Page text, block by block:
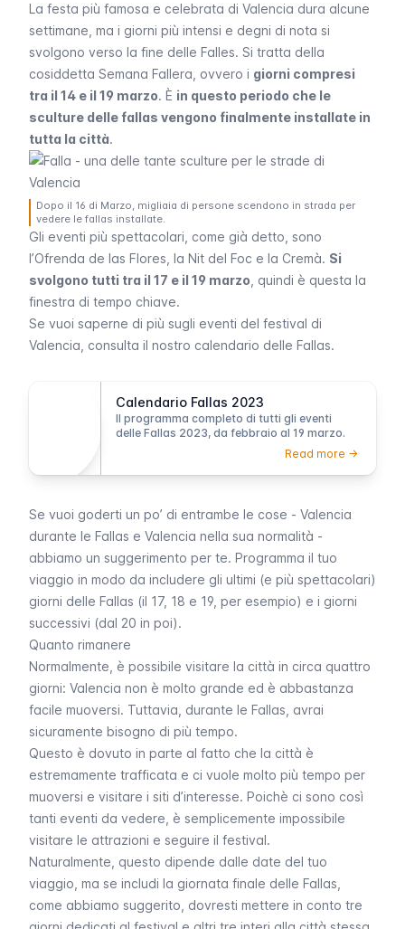
La festa più famosa e celebrata di Valencia dura alcune
settimane, ma i giorni più intensi e degni di nota si
svolgono verso la fine delle Falles. Si tratta della
cosiddetta Semana Fallera , ovvero i giorni compresi
tra il 14 e il 19 marzo. È in questo periodo che le
sculture delle fallas vengono finalmente installate in
tutta la città.
Dopo il 16 di Marzo, migliaia di persone scendono in strada per
vedere le fallas installate.
Gli eventi più spettacolari, come già detto, sono
l’Ofrenda de las Flores , la Nit del Foc e la Cremà. Si
svolgono tutti tra il 17 e il 19 marzo , quindi è questa la
finestra di tempo chiave.
Se vuoi saperne di più sugli eventi del festival di
Valencia, consulta il nostro calendario delle Fallas.
Calendario Fallas 2023
Il programma completo di tutti gli eventi
delle Fallas 2023, da febbraio al 19 marzo.
Read more ->
Se vuoi goderti un po’ di entrambe le cose - Valencia
durante le Fallas e Valencia nella sua normalità -
abbiamo un suggerimento per te. Programma il tuo
viaggio in modo da includere gli ultimi (e più spettacolari)
giorni delle Fallas (il 17, 18 e 19, per esempio) e i giorni
successivi (dal 20 in poi).
Quanto rimanere
Normalmente, è possibile visitare la città in circa quattro
giorni: Valencia non è molto grande ed è abbastanza
facile muoversi. Tuttavia, durante le Fallas , avrai
sicuramente bisogno di più tempo.
Questo è dovuto in parte al fatto che la città è
estremamente trafficata e ci vuole molto più tempo per
muoversi e visitare i siti d’interesse. Poichè ci sono così
tanti eventi da vedere, è semplicemente impossibile
visitare le attrazioni e seguire il festival.
Naturalmente, questo dipende dalle date del tuo
viaggio, ma se includi la giornata finale delle Fallas
come abbiamo suggerito, dovresti mettere in conto tre